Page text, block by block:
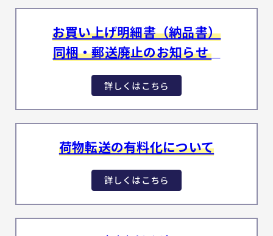
お買い上げ明細書（納品書）
同梱・郵送廃止のお知らせ
詳しくはこちら
荷物転送の有料化について
詳しくはこちら